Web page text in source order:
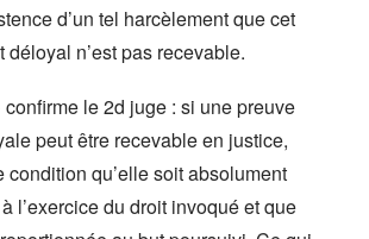
d’un tel harcèlement que cet
déloyal n’est pas recevable.
confirme le 2d juge : si une preuve
peut être recevable en justice,
condition qu’elle soit absolument
l’exercice du droit invoqué et que